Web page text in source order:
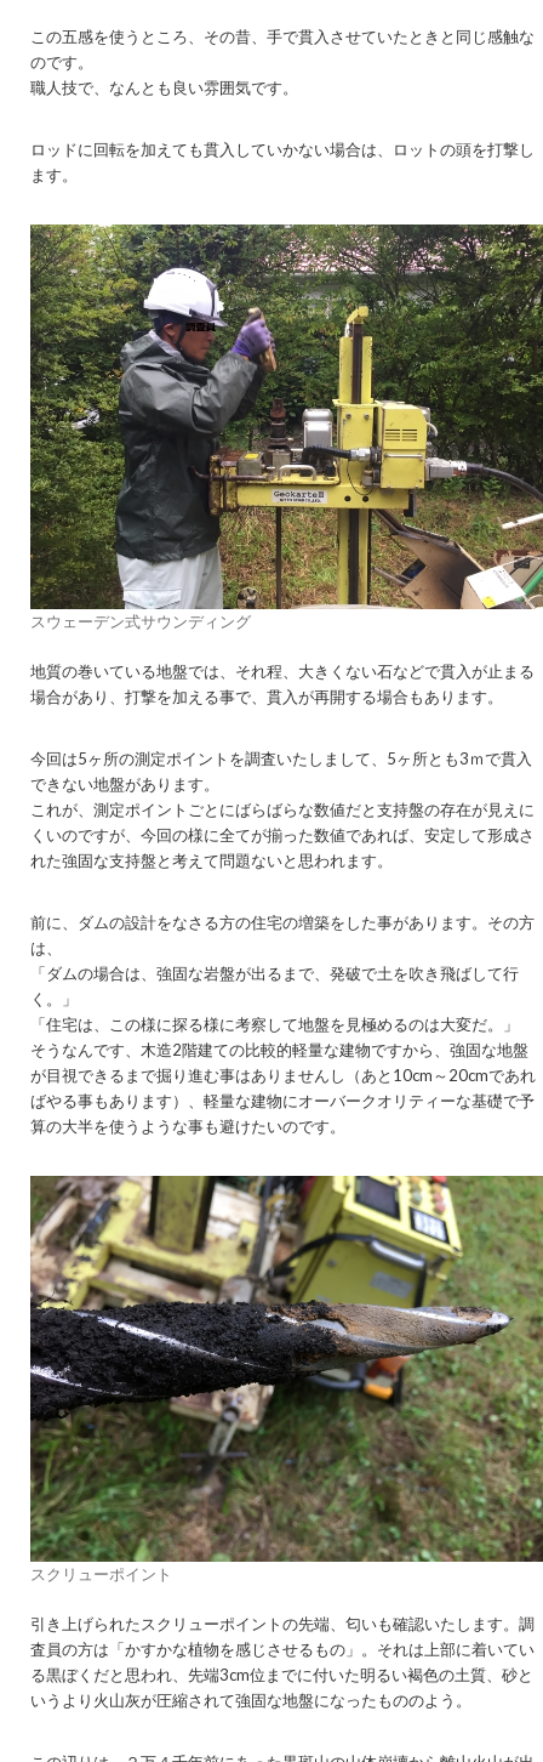
この五感を使うところ、その昔、手で貫入させていたときと同じ感触な
のです。
職人技で、なんとも良い雰囲気です。
ロッドに回転を加えても貫入していかない場合は、ロットの頭を打撃し
ます。
スウェーデン式サウンディング
地質の巻いている地盤では、それ程、大きくない石などで貫入が止まる
場合があり、打撃を加える事で、貫入が再開する場合もあります。
今回は5ヶ所の測定ポイントを調査いたしまして、5ヶ所とも3ｍで貫入
できない地盤があります。
これが、測定ポイントごとにばらばらな数値だと支持盤の存在が見えに
くいのですが、今回の様に全てが揃った数値であれば、安定して形成さ
れた強固な支持盤と考えて問題ないと思われます。
前に、ダムの設計をなさる方の住宅の増築をした事があります。その方
は、
「ダムの場合は、強固な岩盤が出るまで、発破で土を吹き飛ばして行
く。」
「住宅は、この様に探る様に考察して地盤を見極めるのは大変だ。」
そうなんです、木造2階建ての比較的軽量な建物ですから、強固な地盤
が目視できるまで掘り進む事はありませんし（あと10cm～20cmであれ
ばやる事もあります）、軽量な建物にオーバークオリティーな基礎で予
算の大半を使うような事も避けたいのです。
スクリューポイント
引き上げられたスクリューポイントの先端、匂いも確認いたします。調
査員の方は「かすかな植物を感じさせるもの」。それは上部に着いてい
る黒ぼくだと思われ、先端3cm位までに付いた明るい褐色の土質、砂と
いうより火山灰が圧縮されて強固な地盤になったもののよう。